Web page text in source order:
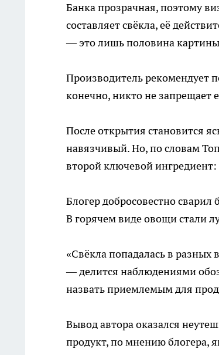
Банка прозрачная, поэтому
составляет свёкла, её
— это лишь половина
Производитель рекомендует
конечно, никто не запрещает
После открытия становится
навязчивый. Но, по словам
второй ключевой ингредиент:
Блогер добросовестно
В горячем виде овощи стали
«Свёкла попадалась в
— делится наблюдениями
назвать приемлемым для
Вывод автора оказался
продукт, по мнению блогера,